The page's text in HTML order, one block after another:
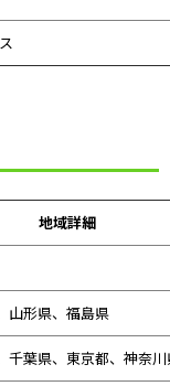
地域詳細
山形県、福島県
葉県、東京都、神奈